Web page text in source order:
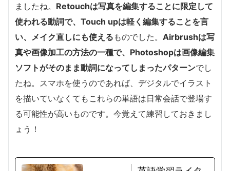
ましたね。 Retouchは写真を編集することに限定して
使われる動詞で、Touch upは軽く編集することを言
い、メイク直しにも使える ものでした。 Airbrushは写
真や画像加工の方法の一種で、Photoshopは画像編集
ソフトがそのまま動詞になってしまったパターンでし
たね。スマホを使うのであれば、デジタルでイラスト
を描いていなくてもこれらの単語は日常会話で登場す
る可能性が高いものです。今覚えて練習しておきまし
ょう！